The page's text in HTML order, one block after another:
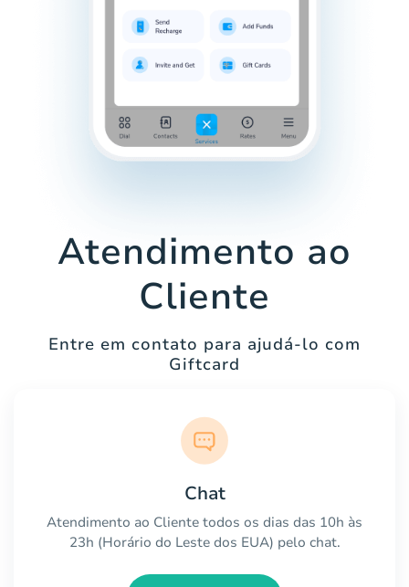
Atendimento ao
Cliente
Entre em contato para ajudá-lo com
Giftcard
Chat
Atendimento ao Cliente todos os dias das 10h às
23h (Horário do Leste dos EUA) pelo chat.